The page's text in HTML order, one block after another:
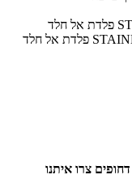
צרו איתנו